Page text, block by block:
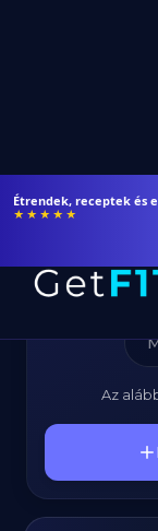
Étrendek, receptek és
★★★★★
Az